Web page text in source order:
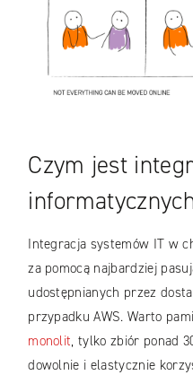
Czym jest
Integracja systemów IT w
za pomocą najbardziej
udostępnianych przez
przypadku AWS. Warto
monolit, tylko zbiór ponad
dowolnie i elastycznie